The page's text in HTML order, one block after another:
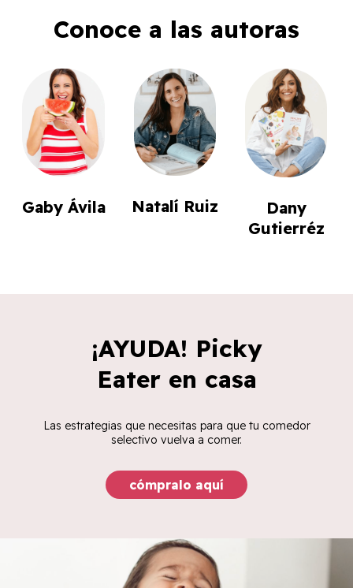
Conoce a las autoras
Gaby Ávila Natalí Ruiz
Dany
Gutierréz
¡AYUDA! Picky
Eater en casa
Las estrategias que necesitas para que tu comedor
selectivo vuelva a comer.
cómpralo aquí